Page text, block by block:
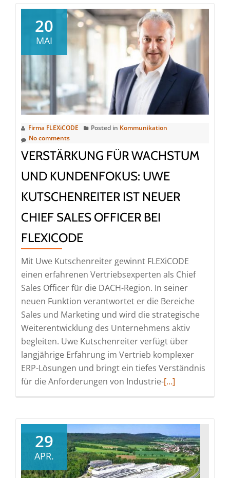
Oy
Teil
Flexicode
Group
–
Ausbau
zum
IFS-
mit
nordischer
DACH-
20
MAI
Firma FLEXiCODE Posted in Kommunikation
No comments
VERSTÄRKUNG FÜR WACHSTUM
UND KUNDENFOKUS: UWE
KUTSCHENREITER IST NEUER
CHIEF SALES OFFICER BEI
FLEXICODE
Mit Uwe Kutschenreiter gewinnt FLEXiCODE
einen erfahrenen Vertriebsexperten als Chief
Sales Officer für die DACH-Region. In seiner
neuen Funktion verantwortet er die Bereiche
Sales und Marketing und wird die strategische
Weiterentwicklung des Unternehmens aktiv
begleiten. Uwe Kutschenreiter verfügt über
langjährige Erfahrung im Vertrieb komplexer
ERP-Lösungen und bringt ein tiefes Verständnis
für die Anforderungen von Industrie-Read
für
Wachstum
und
Kundenfokus:
[…]
29
APR.